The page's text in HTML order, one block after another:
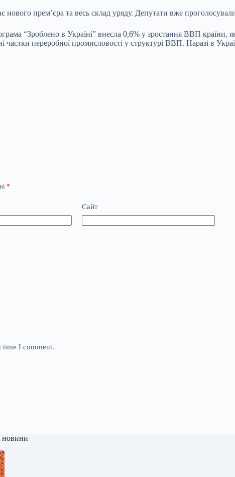
премʼєра та весь склад уряду. Депутати вже
“Зроблено в Україні” внесла 0,6% у зростання ВВП країни,
частки переробної промисловості у структурі ВВП. Наразі в
*
Сайт
time I comment.
новини